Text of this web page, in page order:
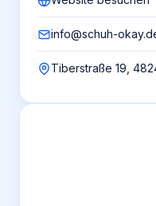
info@schuh-
Tiberstraße 19,